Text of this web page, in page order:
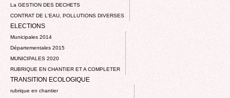
La GESTION DES DECHETS
CONTRAT DE L'EAU, POLLUTIONS DIVERSES
ELECTIONS
Municipales 2014
Départementales 2015
MUNICIPALES 2020
RUBRIQUE EN CHANTIER ET A COMPLETER
TRANSITION ECOLOGIQUE
rubrique en chantier